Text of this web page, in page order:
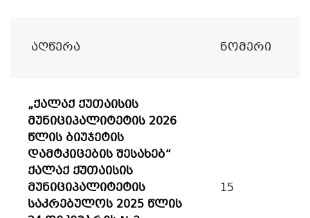
Აღწერა Ნომერი
„ქალაქ ქუთაისის
მუნიციპალიტეტის 2026
წლის ბიუჯეტის
დამტკიცების შესახებ“
ქალაქ ქუთაისის
მუნიციპალიტეტის
საკრებულოს 2025 წლის
15